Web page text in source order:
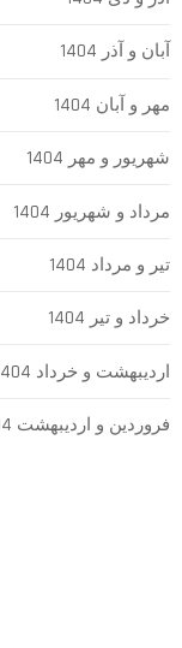
آبان و آذر 1404
مهر و آبان 1404
شهریور و مهر 1404
مرداد و شهریور 1404
تیر و مرداد 1404
خرداد و تیر 1404
اردیبهشت و خرداد 1404
فروردین و اردیبهشت 1404